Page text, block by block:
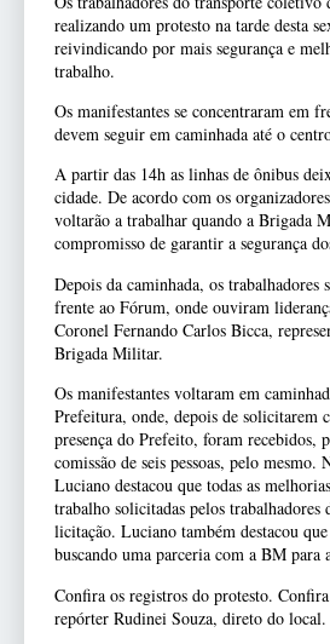
realizando um protesto na tarde desta
reivindicando por mais segurança e
trabalho.
Os manifestantes se concentraram em
devem seguir em caminhada até o
A partir das 14h as linhas de ônibus
cidade. De acordo com os
voltarão a trabalhar quando a Brigada
compromisso de garantir a segurança
Depois da caminhada, os trabalhadores
frente ao Fórum, onde ouviram
Coronel Fernando Carlos Bicca,
Brigada Militar.
Os manifestantes voltaram em
Prefeitura, onde, depois de solicitarem
presença do Prefeito, foram recebidos,
comissão de seis pessoas, pelo mesmo.
Luciano destacou que todas as
trabalho solicitadas pelos trabalhadores
licitação. Luciano também destacou
buscando uma parceria com a BM para
Confira os registros do protesto.
repórter Rudinei Souza, direto do local.